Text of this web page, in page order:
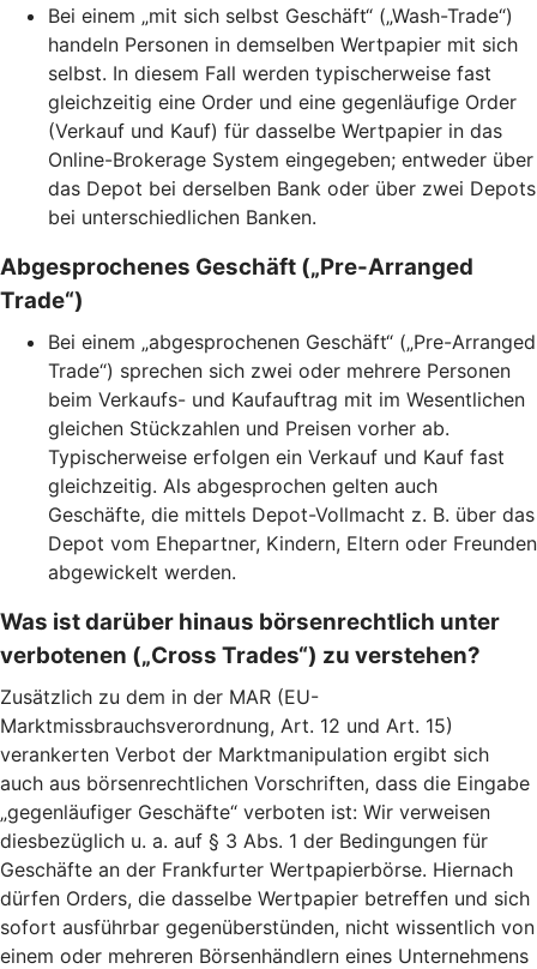
Bei einem „mit sich selbst Geschäft“ („Wash-Trade“)
handeln Personen in demselben Wertpapier mit sich
selbst. In diesem Fall werden typischerweise fast
gleichzeitig eine Order und eine gegenläufige Order
(Verkauf und Kauf) für dasselbe Wertpapier in das
Online-Brokerage System eingegeben; entweder über
das Depot bei derselben Bank oder über zwei Depots
bei unterschiedlichen Banken.
Abgesprochenes Geschäft („Pre-Arranged
Trade“)
Bei einem „abgesprochenen Geschäft“ („Pre-Arranged
Trade“) sprechen sich zwei oder mehrere Personen
beim Verkaufs- und Kaufauftrag mit im Wesentlichen
gleichen Stückzahlen und Preisen vorher ab.
Typischerweise erfolgen ein Verkauf und Kauf fast
gleichzeitig. Als abgesprochen gelten auch
Geschäfte, die mittels Depot-Vollmacht z. B. über das
Depot vom Ehepartner, Kindern, Eltern oder Freunden
abgewickelt werden.
Was ist darüber hinaus börsenrechtlich unter
verbotenen („Cross Trades“) zu verstehen?
Zusätzlich zu dem in der MAR (EU-
Marktmissbrauchsverordnung, Art. 12 und Art. 15)
verankerten Verbot der Marktmanipulation ergibt sich
auch aus börsenrechtlichen Vorschriften, dass die Eingabe
„gegenläufiger Geschäfte“ verboten ist: Wir verweisen
diesbezüglich u. a. auf § 3 Abs. 1 der Bedingungen für
Geschäfte an der Frankfurter Wertpapierbörse. Hiernach
dürfen Orders, die dasselbe Wertpapier betreffen und sich
sofort ausführbar gegenüberstünden, nicht wissentlich von
einem oder mehreren Börsenhändlern eines Unternehmens